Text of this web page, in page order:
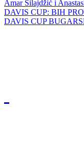
Amar Silajdžić i
DAVIS CUP: BIH
DAVIS CUP